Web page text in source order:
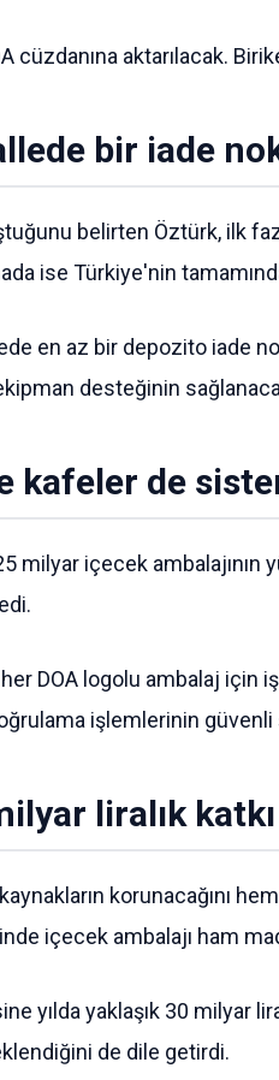
cüzdanına aktarılacak.
bir iade
belirten Öztürk, ilk
ise Türkiye'nin
en az bir depozito iade
desteğinin
kafeler de
milyar içecek
DOA logolu ambalaj için
işlemlerinin
liralık
korunacağını
içecek ambalajı ham
yılda yaklaşık 30 milyar
de dile getirdi.